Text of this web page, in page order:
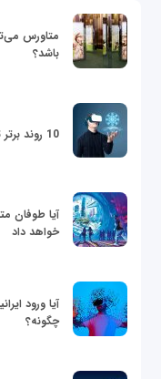
متاورس
باشد؟
10 روند برتر تجارت و فناوری در سال 2022
آیا طوفان
خواهد داد
آیا ورود
چگونه؟